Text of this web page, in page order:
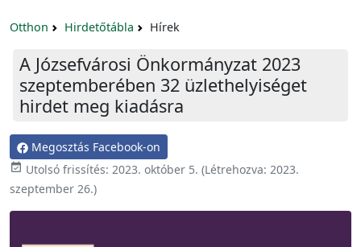
Otthon Hirdetőtábla Hírek
A Józsefvárosi Önkormányzat 2023
szeptemberében 32 üzlethelyiséget
hirdet meg kiadásra
Megosztás Facebook-on
 Utolsó frissítés: 2023. október 5. (Létrehozva: 2023.
szeptember 26.)